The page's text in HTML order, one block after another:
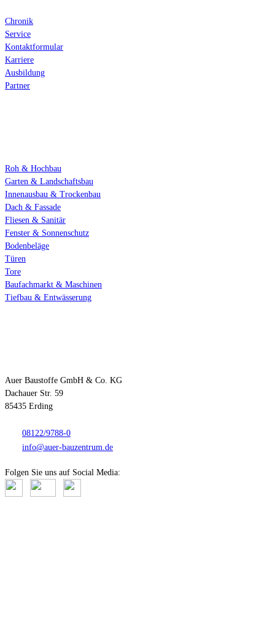
Chronik
Service
Kontaktformular
Karriere
Ausbildung
Partner
Roh & Hochbau
Garten & Landschaftsbau
Innenausbau & Trockenbau
Dach & Fassade
Fliesen & Sanitär
Fenster & Sonnenschutz
Bodenbeläge
Türen
Tore
Baufachmarkt & Maschinen
Tiefbau & Entwässerung
Auer Baustoffe GmbH & Co. KG
Dachauer Str. 59
85435 Erding
08122/9788-0
info@auer-bauzentrum.de
Folgen Sie uns auf Social Media: